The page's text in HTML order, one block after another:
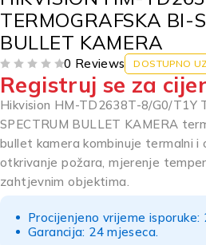
TERMOGRAFSKA BI-
BULLET KAMERA
0 Reviews DOSTUPNO
Registruj se za
Hikvision HM-TD2638T-8/G0/T1Y
SPECTRUM BULLET KAMERA
bullet kamera kombinuje termalni i
otkrivanje požara, mjerenje
zahtjevnim objektima.
Procijenjeno vrijeme isporuke:
Garancija: 24 mjeseca.